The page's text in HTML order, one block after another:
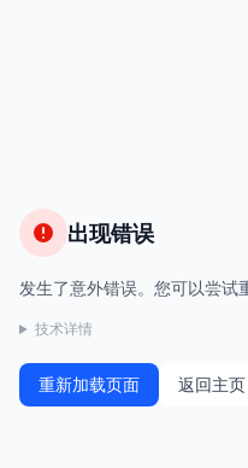
出现错误
发生了意外错误。您可以尝试
技术详情
重新加载页面 返回主页